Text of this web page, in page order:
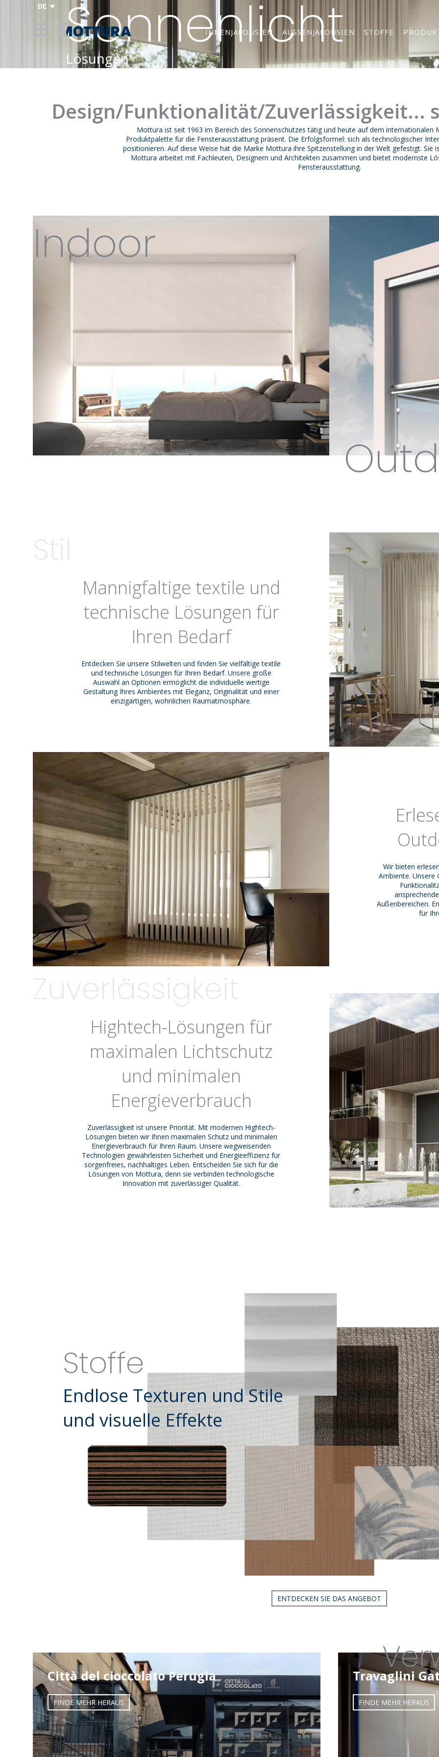
DE
INNENJALOUSIEN AUSSENJALOUSIEN STOFFE
Sonnenlicht
Lösungen
Design/Funktionalität/Zuverlässigkeit...
Mottura ist seit 1963 im Bereich des Sonnenschutzes tätig und heute auf dem internationalen
Produktpalette für die Fensterausstattung präsent. Die Erfolgsformel: sich als technologischer
positionieren. Auf diese Weise hat die Marke Mottura ihre Spitzenstellung in der Welt gefestigt. Sie
Mottura arbeitet mit Fachleuten, Designern und Architekten zusammen und bietet modernste
Fensterausstattung.
Indoor
Stil
Mannigfaltige textile und
technische Lösungen für
Ihren Bedarf
Entdecken Sie unsere Stilwelten und finden Sie vielfältige textile
und technische Lösungen für Ihren Bedarf. Unsere große
Auswahl an Optionen ermöglicht die individuelle wertige
Gestaltung Ihres Ambientes mit Eleganz, Originalität und einer
einzigartigen, wohnlichen Raumatmosphäre.
Wir bieten
Ambiente. Unsere
Außenbereichen.
für
Zuverlässigkeit
Hightech-Lösungen für
maximalen Lichtschutz
und minimalen
Energieverbrauch
Zuverlässigkeit ist unsere Priorität. Mit modernen Hightech-
Lösungen bieten wir Ihnen maximalen Schutz und minimalen
Energieverbrauch für Ihren Raum. Unsere wegweisenden
Technologien gewährleisten Sicherheit und Energieeffizienz für
sorgenfreies, nachhaltiges Leben. Entscheiden Sie sich für die
Lösungen von Mottura, denn sie verbinden technologische
Innovation mit zuverlässiger Qualität.
Stoffe
Endlose Texturen und Stile
und visuelle Effekte
ENTDECKEN SIE DAS ANGEBOT
Città del cioccolato Perugia
FINDE MEHR HERAUS
Travaglini
FINDE MEHR HERAUS